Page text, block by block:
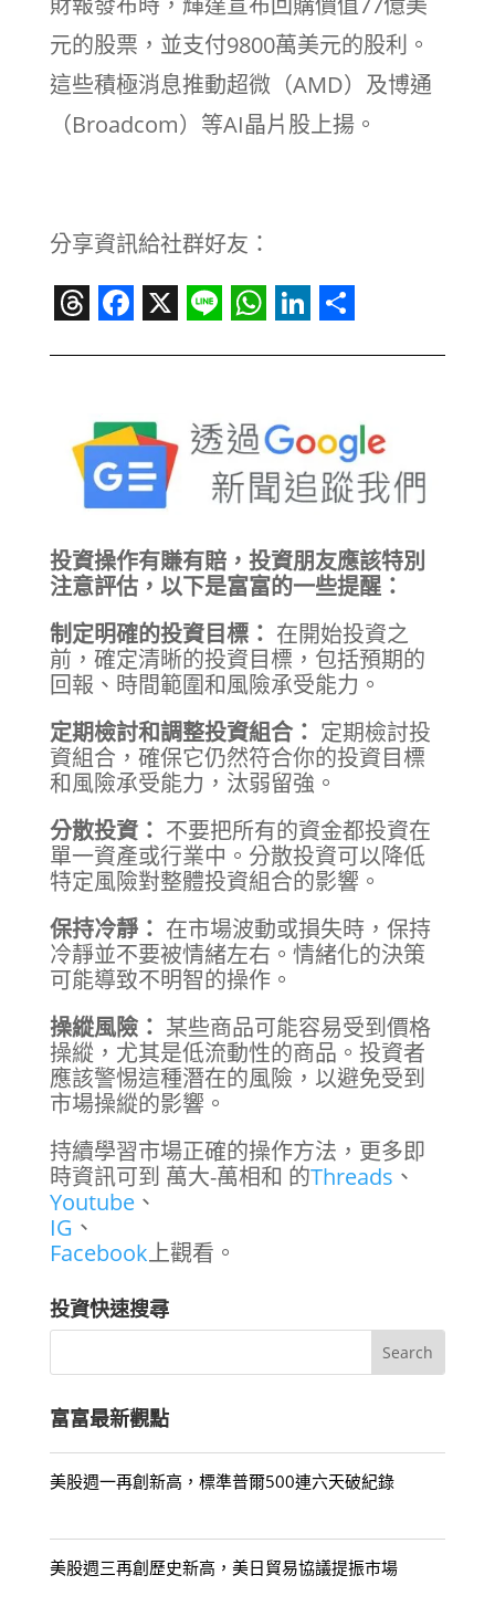
元的股票，並支付9800萬美元的股利。
這些積極消息推動超微（AMD）及博通
（Broadcom）等AI晶片股上揚。
分享資訊給社群好友：
投資操作有賺有賠，投資朋友應該特別
注意評估，以下是富富的一些提醒：
制定明確的投資目標： 在開始投資之
前，確定清晰的投資目標，包括預期的
回報、時間範圍和風險承受能力。
定期檢討和調整投資組合： 定期檢討投
資組合，確保它仍然符合你的投資目標
和風險承受能力，汰弱留強。
分散投資： 不要把所有的資金都投資在
單一資產或行業中。分散投資可以降低
特定風險對整體投資組合的影響。
保持冷靜： 在市場波動或損失時，保持
冷靜並不要被情緒左右。情緒化的決策
可能導致不明智的操作。
操縱風險： 某些商品可能容易受到價格
操縱，尤其是低流動性的商品。投資者
應該警惕這種潛在的風險，以避免受到
市場操縱的影響。
持續學習市場正確的操作方法，更多即
時資訊可到 萬大-萬相和 的Threads 、
Youtube、
IG 、
Facebook上觀看。
投資快速搜尋
富富最新觀點
美股週一再創新高，標準普爾500連六天破紀錄
美股週三再創歷史新高，美日貿易協議提振市場